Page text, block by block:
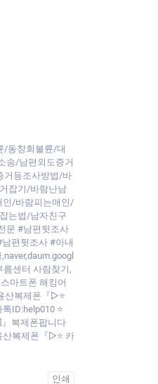
/동창회불륜/대
송/남편외도증거
거등조사방법/바
잡기/바람난남
인/바람피는애인/
는법/남자친구
문 #남편뒷조사
편뒷조사 #아내
센터 사람찾기,
마트폰 해킹어
산복제폰『▷⭐
ID:help010 ⭐
복제폰팝니다
산복제폰『▷⭐ 카
인쇄